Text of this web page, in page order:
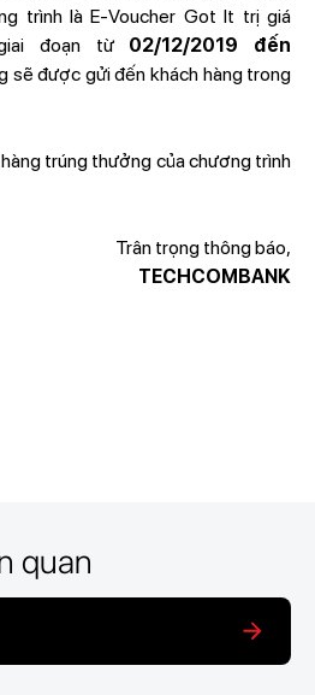
trình là E-Voucher Got It trị giá
đoạn từ 02/12/2019 đến
sẽ được gửi đến khách hàng trong
trúng thưởng của chương trình
Trân trọng thông báo,
TECHCOMBANK
quan